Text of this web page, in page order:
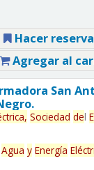
Hacer reserva
Agregar al
San
Sociedad del
Agua y Energía